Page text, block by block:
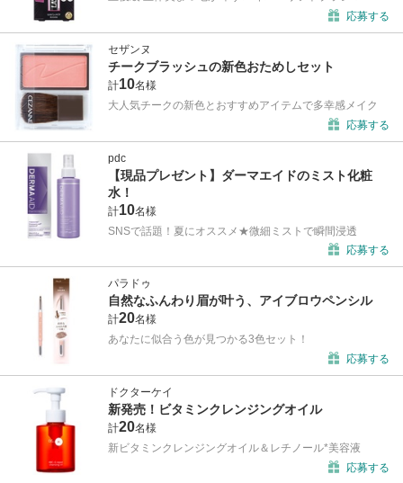
応募する
セザンヌ
チークブラッシュの新色おためしセット
計10名様
大人気チークの新色とおすすめアイテムで多幸感メイク
応募する
pdc
【現品プレゼント】ダーマエイドのミスト化粧
水！
計10名様
SNSで話題！夏にオススメ★微細ミストで瞬間浸透
応募する
パラドゥ
自然なふんわり眉が叶う、アイブロウペンシル
計20名様
あなたに似合う色が見つかる3色セット！
応募する
ドクターケイ
新発売！ビタミンクレンジングオイル
計20名様
新ビタミンクレンジングオイル＆レチノール*美容液
応募する